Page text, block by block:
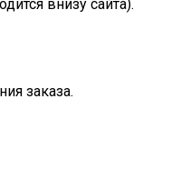
внизу сайта).
заказа.